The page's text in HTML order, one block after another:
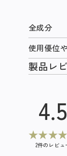
全成分
使用優位
製品レ
4.5
★★★★
2件のレビュ